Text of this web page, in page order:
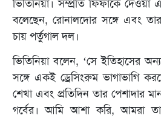
ভিতিনিয়া। সম্প্রতি ফিফাকে দেওয়া
বলেছেন, রোনালদোর সঙ্গে এবং
চায় পর্তুগাল দল।
ভিতিনিয়া বলেন, ‘সে ইতিহাসের
সঙ্গে একই ড্রেসিংরুম ভাগাভাগি
শেখা এবং প্রতিদিন তার পেশাদার
গর্বের। আমি আশা করি, আমরা